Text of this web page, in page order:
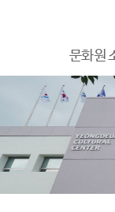
문화원